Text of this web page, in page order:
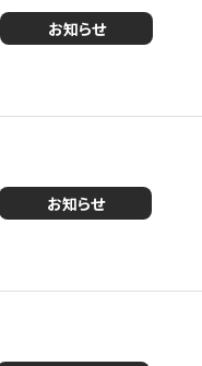
お知らせ
お知らせ